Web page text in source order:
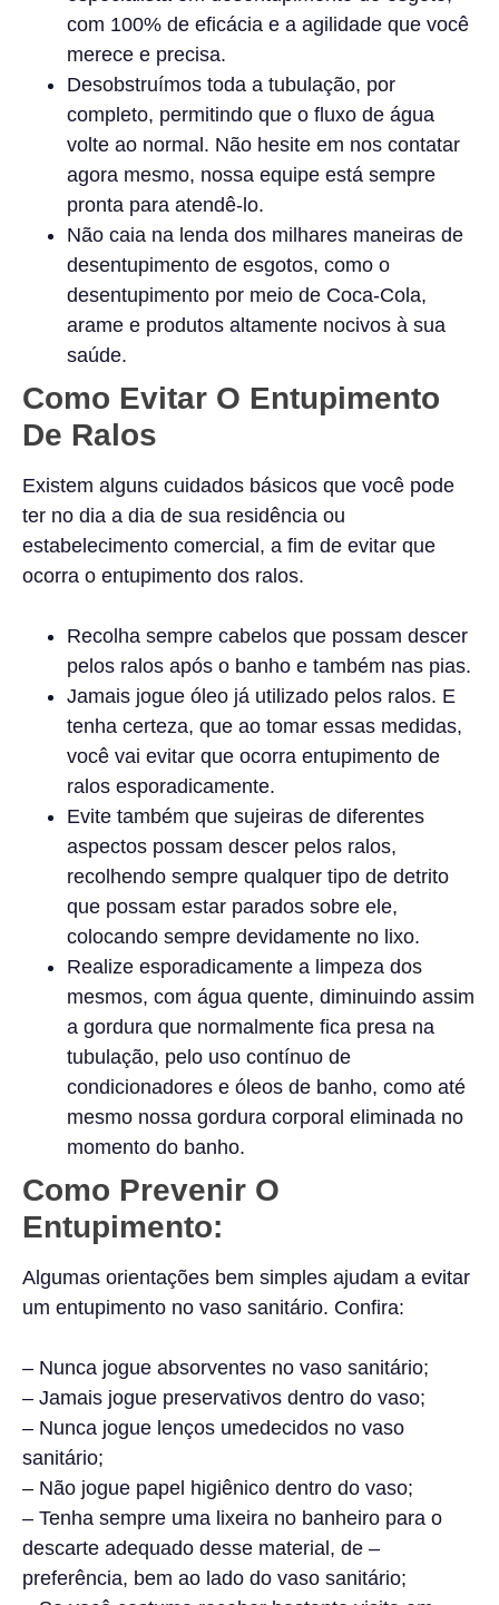
com 100% de eficácia e a agilidade que você
merece e precisa.
Desobstruímos toda a tubulação, por
completo, permitindo que o fluxo de água
volte ao normal. Não hesite em nos contatar
agora mesmo, nossa equipe está sempre
pronta para atendê-lo.
Não caia na lenda dos milhares maneiras de
desentupimento de esgotos, como o
desentupimento por meio de Coca-Cola,
arame e produtos altamente nocivos à sua
saúde.
Como Evitar O Entupimento
De Ralos
Existem alguns cuidados básicos que você pode
ter no dia a dia de sua residência ou
estabelecimento comercial, a fim de evitar que
ocorra o entupimento dos ralos.
Recolha sempre cabelos que possam descer
pelos ralos após o banho e também nas pias.
Jamais jogue óleo já utilizado pelos ralos. E
tenha certeza, que ao tomar essas medidas,
você vai evitar que ocorra entupimento de
ralos esporadicamente.
Evite também que sujeiras de diferentes
aspectos possam descer pelos ralos,
recolhendo sempre qualquer tipo de detrito
que possam estar parados sobre ele,
colocando sempre devidamente no lixo.
Realize esporadicamente a limpeza dos
mesmos, com água quente, diminuindo assim
a gordura que normalmente fica presa na
tubulação, pelo uso contínuo de
condicionadores e óleos de banho, como até
mesmo nossa gordura corporal eliminada no
momento do banho.
Como Prevenir O
Entupimento:
Algumas orientações bem simples ajudam a evitar
um entupimento no vaso sanitário. Confira:
– Nunca jogue absorventes no vaso sanitário;
– Jamais jogue preservativos dentro do vaso;
– Nunca jogue lenços umedecidos no vaso
sanitário;
– Não jogue papel higiênico dentro do vaso;
– Tenha sempre uma lixeira no banheiro para o
descarte adequado desse material, de –
preferência, bem ao lado do vaso sanitário;